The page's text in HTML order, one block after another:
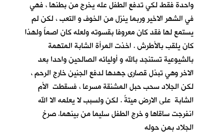
واحدة فقط لكي تدفع الطفل عله يخرج من بطنها ، فهي
في الشهر الاخير وربما ينزل من الخوف و التعب ، لكن لم
يستمع لها فقد كان معروفا بقسوته ولعله كان اصماً ولهذا
كان يلقب بالأطرش . اخذت المرأة الشابة المتهمة
بالشيوعية تستنجد بالله و أوليائه الصالحين واحدا بعد
الاخر وهي تبذل قصارى جهدها لدفع الجنين خارج الرحم ،
لكن الجلاد سحب حبل المشنقة مسرعا ، فسقطت الأم
الشابة على الارض ميتةً . لكن ولسبب لا يعلمه الا الله
انفرجت ساقاها و خرج الطفل سليما من بينهما. صرخ
الجلاد بمن حوله